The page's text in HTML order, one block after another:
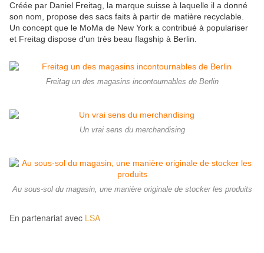
Créée par Daniel Freitag, la marque suisse à laquelle il a donné
son nom, propose des sacs faits à partir de matière recyclable.
Un concept que le MoMa de New York a contribué à populariser
et Freitag dispose d'un très beau flagship à Berlin.
Freitag un des magasins incontournables de Berlin
Un vrai sens du merchandising
Au sous-sol du magasin, une manière originale de stocker les produits
En partenariat avec LSA